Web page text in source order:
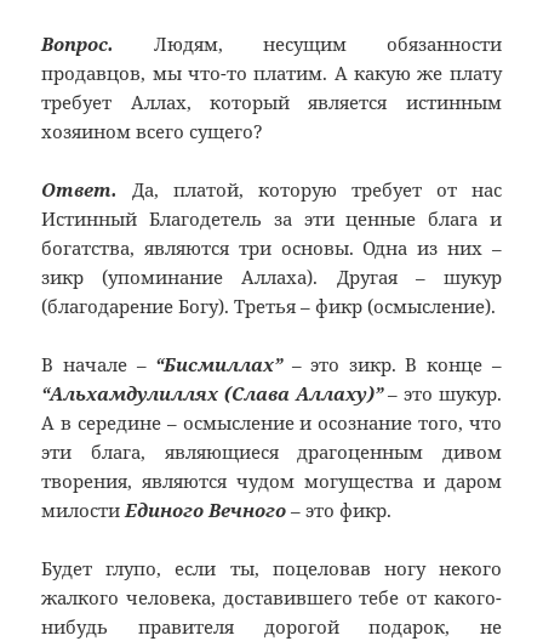
Вопрос.
Людям, несущим обязанности
продавцов, мы что-то платим. А какую же плату
требует Аллах, который является истинным
хозяином всего сущего?
Ответ.
Да, платой, которую требует от нас
Истинный Благодетель за эти ценные блага и
богатства, являются три основы. Одна из них –
зикр (упоминание Аллаха). Другая – шукур
(благодарение Богу). Третья – фикр (осмысление).
В начале – “Бисмиллах”– это зикр. В конце –
“Альхамдулиллях (Слава Аллаху)” – это шукур.
А в середине – осмысление и осознание того, что
эти блага, являющиеся драгоценным дивом
творения, являются чудом могущества и даром
милостиЕдиного Вечного – это фикр.
Будет глупо, если ты, поцеловав ногу некого
жалкого человека, доставившего тебе от какого-
нибудь правителя дорогой подарок, не